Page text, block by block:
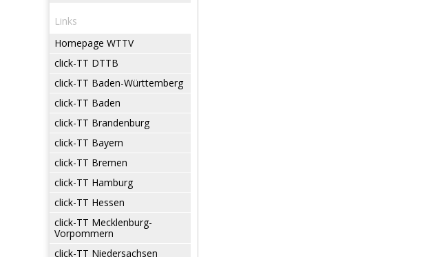
Links
Homepage WTTV
click-TT DTTB
click-TT Baden-Württemberg
click-TT Baden
click-TT Brandenburg
click-TT Bayern
click-TT Bremen
click-TT Hamburg
click-TT Hessen
click-TT Mecklenburg-
Vorpommern
click-TT Niedersachsen